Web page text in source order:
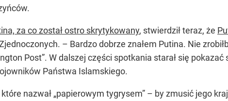
za co został ostro skrytykowany, stwierdził teraz, że
– Bardzo dobrze znałem Putina. Nie
Post”. W dalszej części spotkania starał się pokazać
Państwa Islamskiego.
które nazwał „papierowym tygrysem” – by zmusić jego